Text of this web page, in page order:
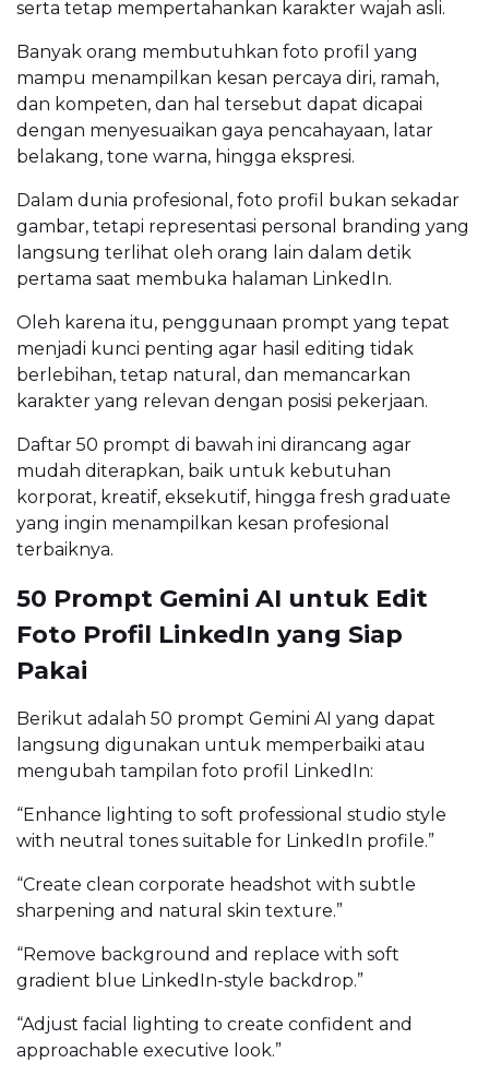
serta tetap mempertahankan karakter wajah asli.
Banyak orang membutuhkan foto profil yang
mampu menampilkan kesan percaya diri, ramah,
dan kompeten, dan hal tersebut dapat dicapai
dengan menyesuaikan gaya pencahayaan, latar
belakang, tone warna, hingga ekspresi.
Dalam dunia profesional, foto profil bukan sekadar
gambar, tetapi representasi personal branding yang
langsung terlihat oleh orang lain dalam detik
pertama saat membuka halaman LinkedIn.
Oleh karena itu, penggunaan prompt yang tepat
menjadi kunci penting agar hasil editing tidak
berlebihan, tetap natural, dan memancarkan
karakter yang relevan dengan posisi pekerjaan.
Daftar 50 prompt di bawah ini dirancang agar
mudah diterapkan, baik untuk kebutuhan
korporat, kreatif, eksekutif, hingga fresh graduate
yang ingin menampilkan kesan profesional
terbaiknya.
50 Prompt Gemini AI untuk Edit
Foto Profil LinkedIn yang Siap
Pakai
Berikut adalah 50 prompt Gemini AI yang dapat
langsung digunakan untuk memperbaiki atau
mengubah tampilan foto profil LinkedIn:
“Enhance lighting to soft professional studio style
with neutral tones suitable for LinkedIn profile.”
“Create clean corporate headshot with subtle
sharpening and natural skin texture.”
“Remove background and replace with soft
gradient blue LinkedIn-style backdrop.”
“Adjust facial lighting to create confident and
approachable executive look.”